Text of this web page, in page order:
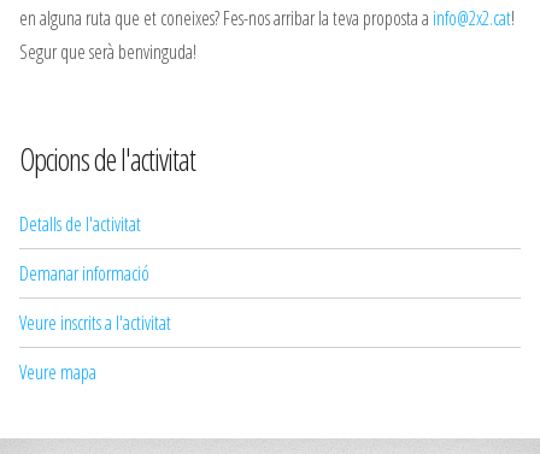
en alguna ruta que et coneixes? Fes-nos arribar la teva proposta a info@2x2.cat!
Segur que serà benvinguda!
Opcions de l'activitat
Detalls de l'activitat
Demanar informació
Veure inscrits a l'activitat
Veure mapa